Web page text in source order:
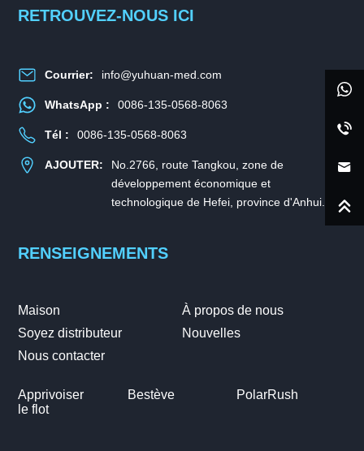
RETROUVEZ-NOUS ICI
Courrier: info@yuhuan-med.com
WhatsApp : 0086-135-0568-8063
Tél : 0086-135-0568-8063
AJOUTER:
No.2766, route Tangkou, zone de
développement économique et
technologique de Hefei, province d'Anhui.
RENSEIGNEMENTS
Maison
À propos de nous
Soyez distributeur
Nouvelles
Nous contacter
Apprivoiser
le flot
Bestève PolarRush